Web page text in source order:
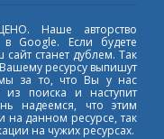
Наше авторство
Google. Если будете
сайт станет дублем. Так
ресурсу выпишут
за то, что Вы у нас
из поиска и наступит
надеемся, что этим
на данном ресурсе, так
на чужих ресурсах.